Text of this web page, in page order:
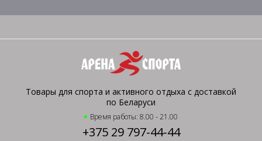
Товары для спорта и активного отдыха с доставкой
по Беларуси
Время работы: 8.00 - 21.00
+375 29 797-44-44